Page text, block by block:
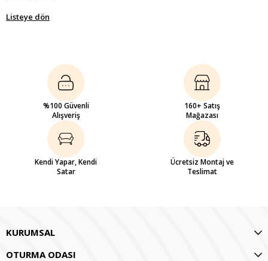
Listeye dön
%100 Güvenli
Alışveriş
160+ Satış
Mağazası
Kendi Yapar, Kendi
Satar
Ücretsiz Montaj ve
Teslimat
KURUMSAL
OTURMA ODASI